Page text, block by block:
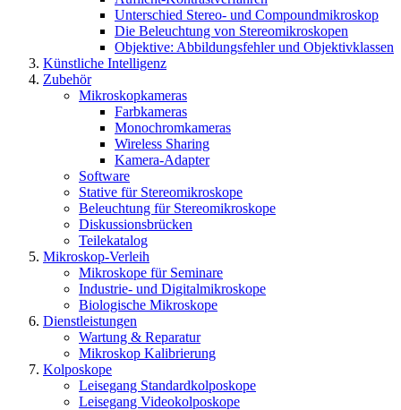
Unterschied Stereo- und Compoundmikroskop
Die Beleuchtung von Stereomikroskopen
Objektive: Abbildungsfehler und Objektivklassen
Künstliche Intelligenz
Zubehör
Mikroskopkameras
Farbkameras
Monochromkameras
Wireless Sharing
Kamera-Adapter
Software
Stative für Stereomikroskope
Beleuchtung für Stereomikroskope
Diskussionsbrücken
Teilekatalog
Mikroskop-Verleih
Mikroskope für Seminare
Industrie- und Digitalmikroskope
Biologische Mikroskope
Dienstleistungen
Wartung & Reparatur
Mikroskop Kalibrierung
Kolposkope
Leisegang Standardkolposkope
Leisegang Videokolposkope